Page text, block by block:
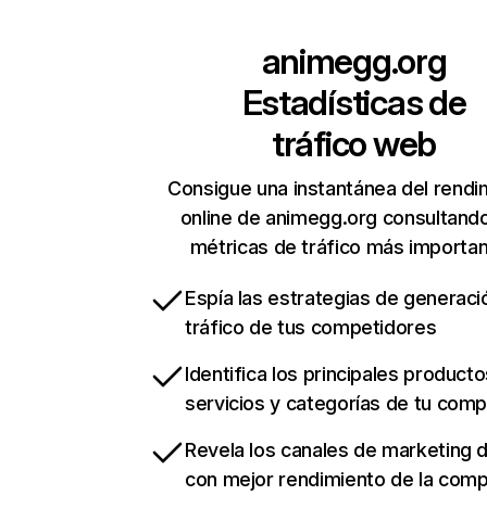
animegg.org
Estadísticas de
tráfico web
Consigue una instantánea del
online de animegg.org
métricas de tráfico más
Espía las estrategias de
tráfico de tus competidores
Identifica los principales
servicios y categorías de tu
Revela los canales de marketing
con mejor rendimiento de la